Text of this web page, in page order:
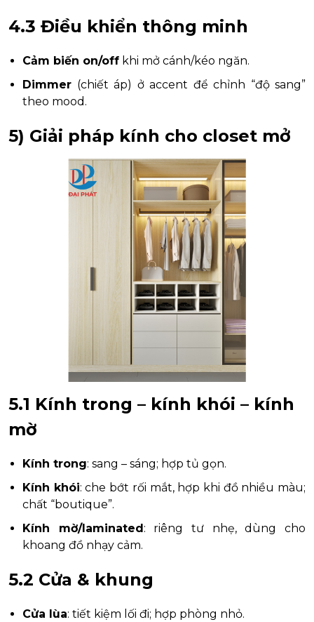
4.3 Điều khiển thông minh
Cảm biến on/off khi mở cánh/kéo ngăn.
Dimmer (chiết áp) ở accent để chỉnh “độ sang”
theo mood.
5) Giải pháp kính cho closet mở
5.1 Kính trong – kính khói – kính
mờ
Kính trong: sang – sáng; hợp tủ gọn.
Kính khói: che bớt rối mắt, hợp khi đồ nhiều màu;
chất “boutique”.
Kính mờ/laminated : riêng tư nhẹ, dùng cho
khoang đồ nhạy cảm.
5.2 Cửa & khung
Cửa lùa: tiết kiệm lối đi; hợp phòng nhỏ.